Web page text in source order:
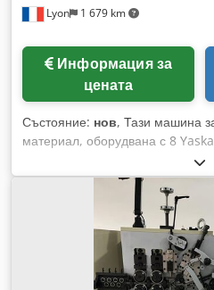
Lyon 1 679 km
Информация за
цената
Състояние: нов, Тази машина
материал, оборудвана с 8
управление с Windows PC, е
големи детайли в 2D или 3D.
Предимствата на това
за инструментална
разходи за поддръжка,
повтаряемост на размерите на